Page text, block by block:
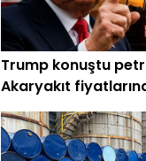
Trump konuştu
Akaryakıt